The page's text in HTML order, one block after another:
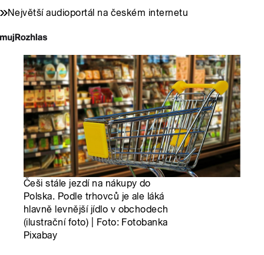
Největší audioportál na českém internetu
Češi stále jezdí na nákupy do
Polska. Podle trhovců je ale láká
hlavně levnější jídlo v obchodech
(ilustrační foto) | Foto: Fotobanka
Pixabay